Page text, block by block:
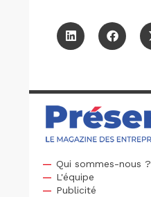
Qui sommes-nous ?
L'équipe
Publicité